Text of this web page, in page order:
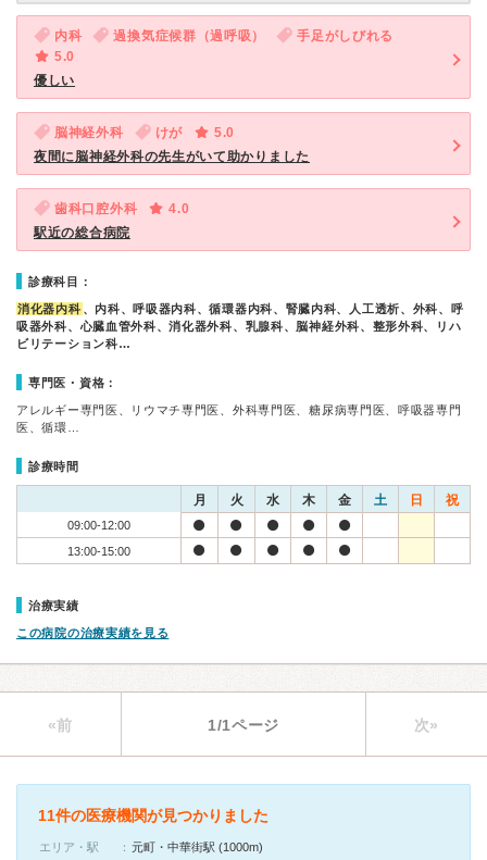
内科 過換気症候群（過呼吸）
手足がしびれる
5.0
優しい
脳神経外科 けが
5.0
夜間に脳神経外科の先生がいて助かりました
歯科口腔外科
4.0
駅近の総合病院
診療科目：
消化器内科 、内科、呼吸器内科、循環器内科、腎臓内科、人工透析、外科、呼
吸器外科、心臓血管外科、消化器外科、乳腺科、脳神経外科、整形外科、リハ
ビリテーション科…
専門医・資格：
アレルギー専門医、リウマチ専門医、外科専門医、糖尿病専門医、呼吸器専門
医、循環…
診療時間
月 火 水 木 金 土 日 祝
09:00-12:00
13:00-15:00
治療実績
この病院の治療実績を見る
«前 1/1ページ 次»
11件の医療機関が見つかりました
エリア・駅 元町・中華街駅 (1000m)